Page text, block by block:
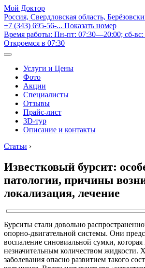
Мой Доктор
Россия, Свердловская область,
+7 (343) 695-56-... Показать номер
Время работы: Пн-пт: 07:30—20:00; сб-
Откроемся в 07:30
Услуги и Цены
Фото
Акции
Специалисты
Отзывы
Прайс-лист
3D-тур
Описание и контакты
Статьи ›
Известковый бурсит:
патологии, причины
локализация, лечение
Бурситы стали довольно
опорно-двигательной системы. Они
воспаление синовиальной сумки,
незначительным количеством жидкости.
заболевания опасно развитием такого